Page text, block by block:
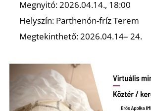
Megnyitó: 2026.04.14., 18:00
Helyszín: Parthenón-fríz Terem
Megtekinthető: 2026.04.14– 24.